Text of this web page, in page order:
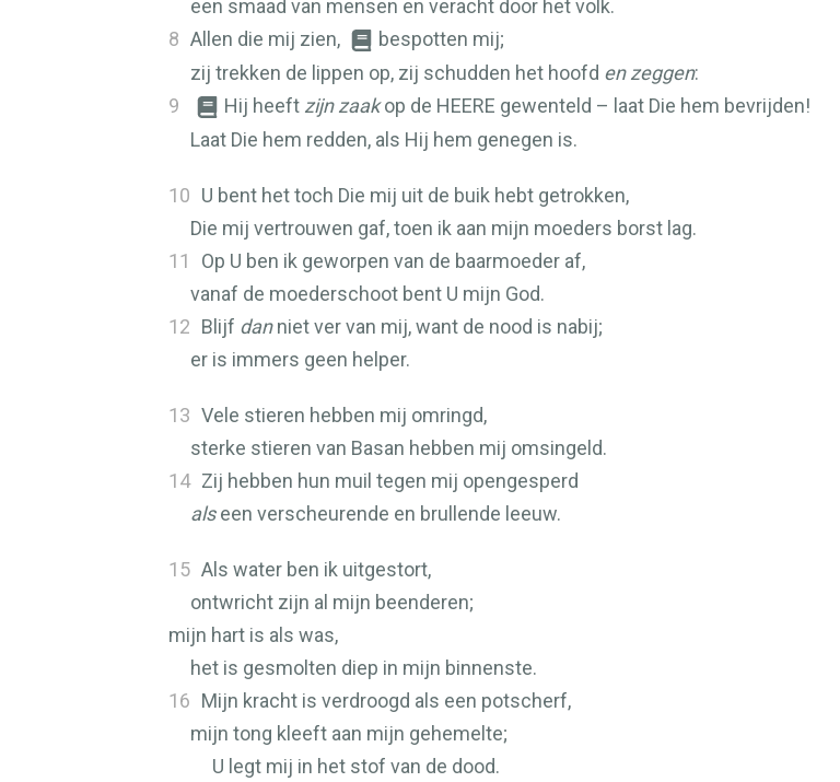
een smaad van mensen en veracht door het volk.
8 Allen die mij zien,
bespotten mij;
zij trekken de lippen op, zij schudden het hoofd en zeggen:
9
Hij heeft zijn zaakop de HEERE gewenteld – laat Die hem bevrijden!
Laat Die hem redden, als Hij hem genegen is.
10 U bent het toch Die mij uit de buik hebt getrokken,
Die mij vertrouwen gaf, toen ik aan mijn moeders borst lag.
11
Op U ben ik geworpen van de baarmoeder af,
vanaf de moederschoot bent U mijn God.
12 Blijf danniet ver van mij, want de nood is nabij;
er is immers geen helper.
13 Vele stieren hebben mij omringd,
sterke stieren van Basan hebben mij omsingeld.
14 Zij hebben hun muil tegen mij opengesperd
alseen verscheurende en brullende leeuw.
15 Als water ben ik uitgestort,
ontwricht zijn al mijn beenderen;
mijn hart is als was,
het is gesmolten diep in mijn binnenste.
16 Mijn kracht is verdroogd als een potscherf,
mijn tong kleeft aan mijn gehemelte;
U legt mij in het stof van de dood.